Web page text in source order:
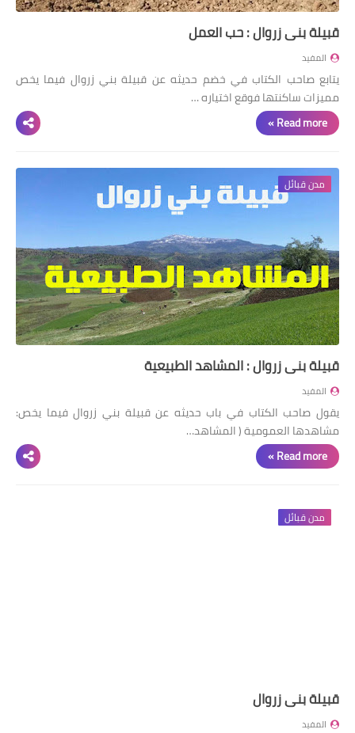
قبيلة بني زروال : حب العمل
المفيد
يتابع صاحب الكتاب في خضم حديثه عن قبيلة بني زروال فيما يخص
مميزات ساكنتها فوقع اختياره …
Read more »
مدن قبائل
قبيلة بني زروال : المشاهد الطبيعية
المفيد
يقول صاحب الكتاب في باب حديثه عن قبيلة بني زروال فيما يخص:
مشاهدها العمومية ( المشاهد…
Read more »
مدن قبائل
قبيلة بني زروال
المفيد